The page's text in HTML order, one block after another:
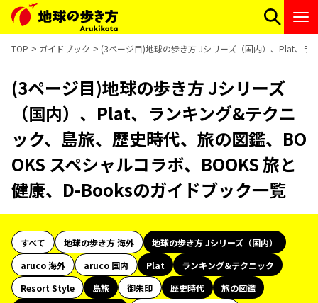
TOP ガイドブック (3ページ目)地球の歩き方 Jシリーズ（国内）、Plat、ラ
(3ページ目)地球の歩き方 Jシリーズ
（国内）、Plat、ランキング&テクニ
ック、島旅、歴史時代、旅の図鑑、BO
OKS スペシャルコラボ、BOOKS 旅と
健康、D-Booksのガイドブック一覧
すべて 地球の歩き方 海外
地球の歩き方 Jシリーズ（国内）
aruco 海外
aruco 国内 Plat
ランキング&テクニック
Resort Style
島旅 御朱印 歴史時代
旅の図鑑